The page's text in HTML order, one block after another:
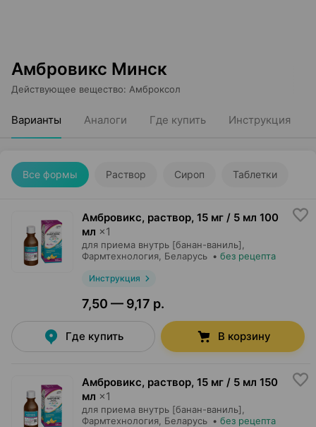
Амбровикс Минск
Действующее вещество: Амброксол
Варианты Аналоги Где купить Инструкция
Все формы Раствор Сироп Таблетки
Амбровикс, раствор, 15 мг / 5 мл 100
мл ×1
для приема внутрь [банан-ваниль],
Фармтехнология , Беларусь • без рецепта
Инструкция
7,50 — 9,17 р.
Где купить В корзину
Амбровикс, раствор, 15 мг / 5 мл 150
мл ×1
для приема внутрь [банан-ваниль],
Фармтехнология , Беларусь • без рецепта